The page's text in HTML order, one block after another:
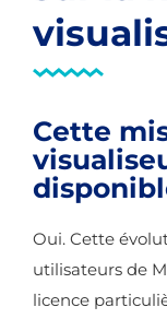
Cette
Oui. Cette
utilisateurs de
licence